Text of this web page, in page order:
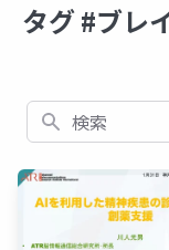
タグ #ブレ
検索